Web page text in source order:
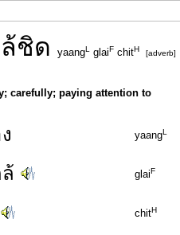
ชิด yaangL glaiF chitH [adverb]
carefully; paying attention to
yaangL
glaiF
chitH